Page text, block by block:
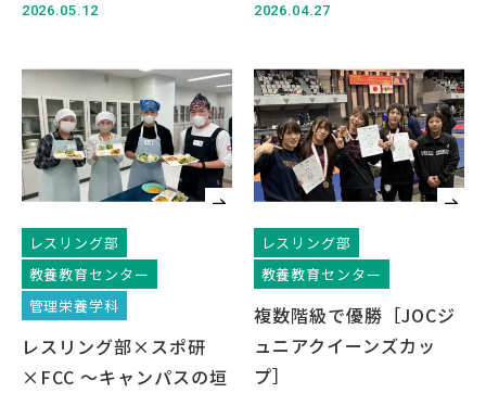
2026.05.12 2026.04.27
レスリング部
教養教育センター
管理栄養学科
レスリング部×スポ研
×FCC ～キャンパスの垣
レスリング部
教養教育センター
複数階級で優勝［JOCジ
ュニアクイーンズカッ
プ］